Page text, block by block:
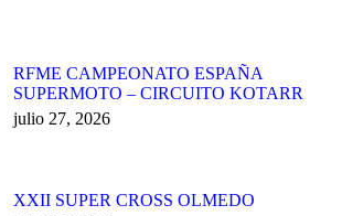
RFME CAMPEONATO ESPAÑA
SUPERMOTO – CIRCUITO KOTARR
julio 27, 2026
XXII SUPER CROSS OLMEDO